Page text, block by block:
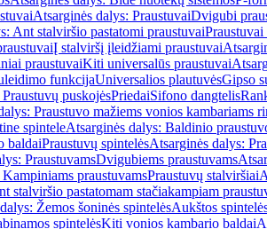
Atsarginės dalys: PraustuvaiDvigubi
Ant stalviršio pastatomi praustuvai
Į stalviršį įleidžiami praustuvai
praustuvaiKiti universalūs praustuvai
funkcijaUniversalios plautuvėsGipso
puskojėsPriedaiSifono dangtelis
Praustuvo mažiems vonios kambariams
spinteleAtsarginės dalys: Baldinio
baldaiPraustuvų spintelėsAtsarginės dalys:
PraustuvamsDvigubiems praustuvams
praustuvamsPraustuvų stalviršiai
stalviršio pastatomam stačiakampiam
Žemos šoninės spintelėsAukštos
spintelėsKiti vonios kambario baldai